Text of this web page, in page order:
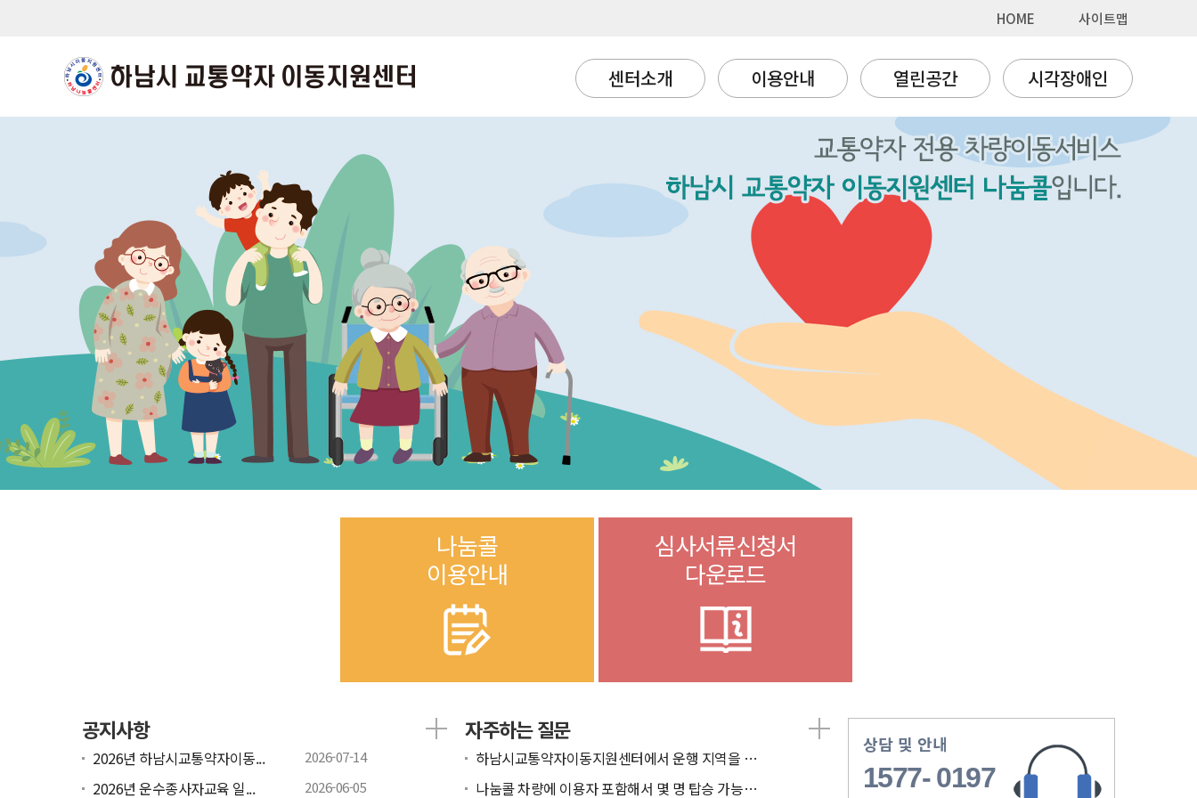
HOME 사이트맵
센터소개 이용안내 열린공간 시각장애인
나눔콜
이용안내
심사서류신청서
다운로드
공지사항
2026년 하남시교통약자이동... 2026-07-14
2026년 운수종사자교육 일... 2026-06-05
자주하는 질문
하남시교통약자이동지원센터에서 운행 지역을 알고 싶...
나눔콜 차량에 이용자 포함해서 몇 명 탑승 가능한가...
상담 및 안내
1577- 0197